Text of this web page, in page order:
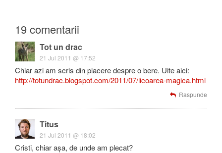
19 comentarii
Tot un drac
21 Jul 2011 @ 17:52
Chiar azi am scris din placere despre o bere. Uite aici:
http://totundrac.blogspot.com/2011/07/licoarea-magica.html
Raspunde
Titus
21 Jul 2011 @ 18:02
Cristi, chiar așa, de unde am plecat?